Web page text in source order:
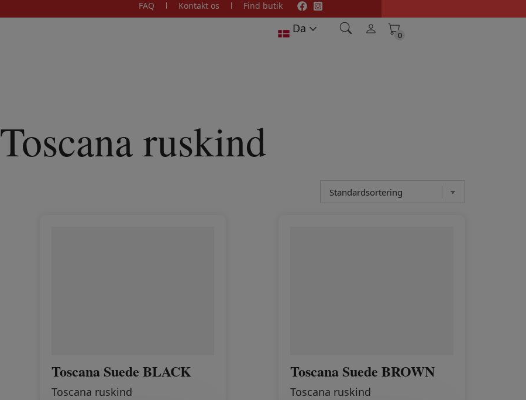
FAQ Kontakt os Find butik
Da 0
0
Toscana ruskind
Toscana Suede BLACK
Toscana ruskind
Toscana Suede BROWN
Toscana ruskind